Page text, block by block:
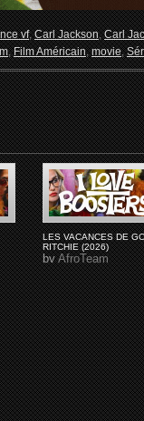
vf,Carl Jackson,Carl
,Film Américain,movie,
LES VACANCES DE
RITCHIE (2026)
byAfroTeam